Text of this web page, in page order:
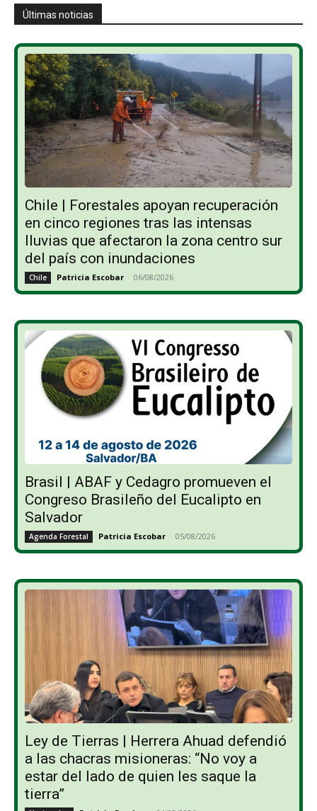
Últimas noticias
Chile | Forestales apoyan recuperación
en cinco regiones tras las intensas
lluvias que afectaron la zona centro sur
del país con inundaciones
Chile Patricia Escobar - 06/08/2026
Brasil | ABAF y Cedagro promueven el
Congreso Brasileño del Eucalipto en
Salvador
Agenda Forestal Patricia Escobar - 05/08/2026
Ley de Tierras | Herrera Ahuad defendió
a las chacras misioneras: “No voy a
estar del lado de quien les saque la
tierra”